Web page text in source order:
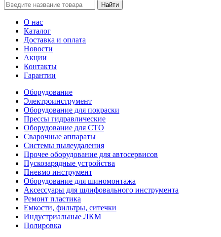
Найти
О нас
Каталог
Доставка и оплата
Новости
Акции
Контакты
Гарантии
Оборудование
Электроинструмент
Оборудование для покраски
Прессы гидравлические
Оборудование для СТО
Сварочные аппараты
Системы пылеудаления
Прочее оборудование для автосервисов
Пускозарядные устройства
Пневмо инструмент
Оборудование для шиномонтажа
Аксессуары для шлифовального инструмента
Ремонт пластика
Емкости, фильтры, ситечки
Индустриальные ЛКМ
Полировка